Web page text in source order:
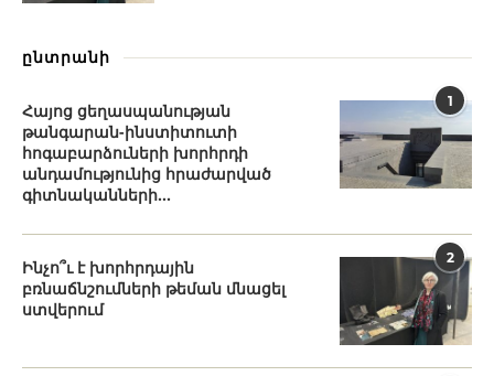
ընտրանի
1
Հայոց ցեղասպանության
թանգարան-ինստիտուտի
հոգաբարձուների խորհրդի
անդամությունից հրաժարված
գիտնականների...
2
Ինչո՞ւ է խորհրդային
բռնաճնշումների թեման մնացել
ստվերում